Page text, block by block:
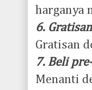
harganya
6.
Gratisan
7. Beli
Menanti